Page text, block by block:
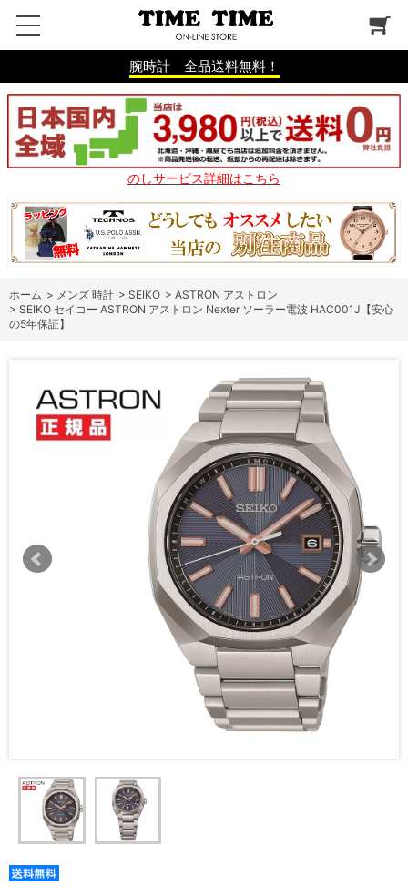
腕時計 全品送料無料！
のしサービス詳細はこちら
ホーム > メンズ 時計 > SEIKO > ASTRON アストロン
> SEIKO セイコー ASTRON アストロン Nexter ソーラー電波 HAC001J【安心
の5年保証】